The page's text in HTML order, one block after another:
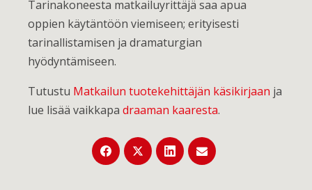
Tarinakoneesta matkailuyrittäjä saa apua
oppien käytäntöön viemiseen; erityisesti
tarinallistamisen ja dramaturgian
hyödyntämiseen.
Tutustu Matkailun tuotekehittäjän käsikirjaan ja
lue lisää vaikkapa draaman kaaresta.